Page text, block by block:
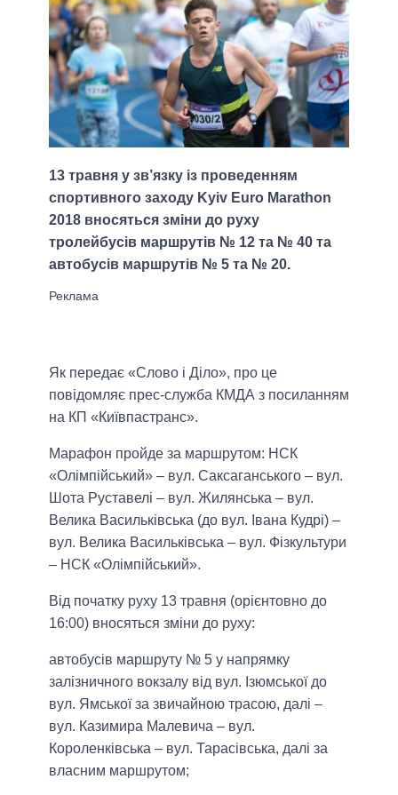
13 травня у зв’язку із проведенням
спортивного заходу Kyiv Euro Marathon
2018 вносяться зміни до руху
тролейбусів маршрутів № 12 та № 40 та
автобусів маршрутів № 5 та № 20.
Як передає «Слово і Діло», про це
повідомляє прес-служба КМДА з посиланням
на КП «Київпастранс».
Марафон пройде за маршрутом: НСК
«Олімпійський» – вул. Саксаганського – вул.
Шота Руставелі – вул. Жилянська – вул.
Велика Васильківська (до вул. Івана Кудрі) –
вул. Велика Васильківська – вул. Фізкультури
– НСК «Олімпійський».
Від початку руху 13 травня (орієнтовно до
16:00) вносяться зміни до руху:
автобусів маршруту № 5 у напрямку
залізничного вокзалу від вул. Ізюмської до
вул. Ямської за звичайною трасою, далі –
вул. Казимира Малевича – вул.
Короленківська – вул. Тарасівська, далі за
власним маршрутом;